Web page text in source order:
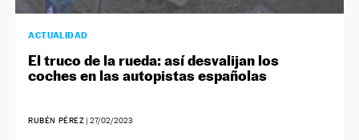
ACTUALIDAD
El truco de la rueda: así desvalijan los
coches en las autopistas españolas
RUBÉN PÉREZ |27/02/2023